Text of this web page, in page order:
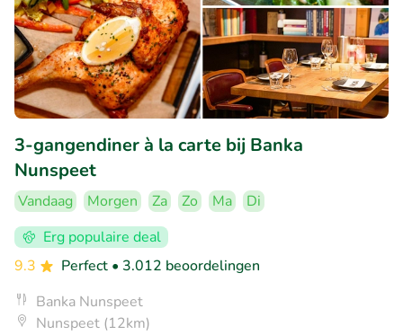
3-gangendiner à la carte bij Banka
Nunspeet
Vandaag Morgen Za Zo Ma
Di
Erg populaire deal
9.3
Perfect • 3.012 beoordelingen
Banka Nunspeet
Nunspeet (12km)